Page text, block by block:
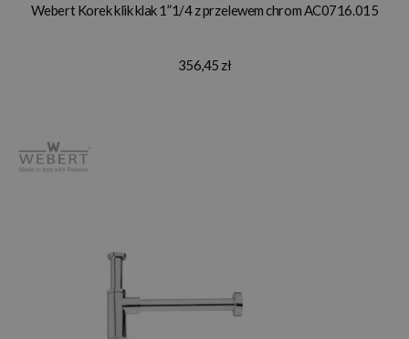
Webert Korek klik klak 1”1/4 z przelewem chrom AC0716.015
356,45 zł